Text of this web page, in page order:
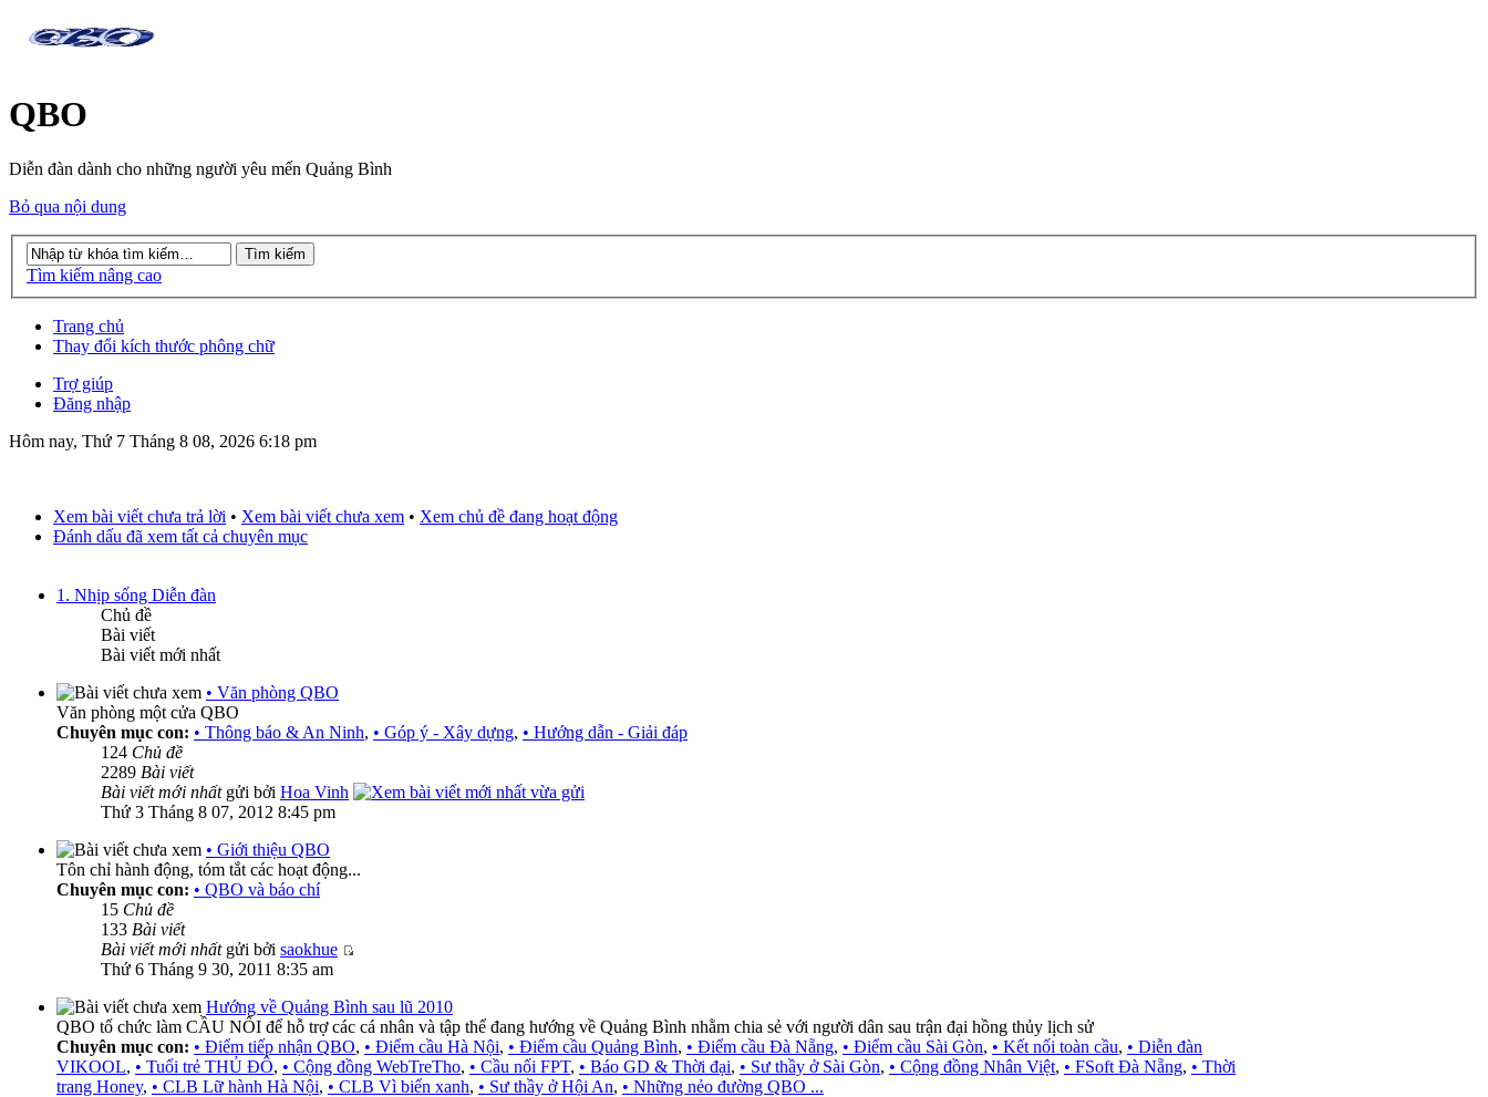
QBO
Diễn đàn dành cho những người yêu mến Quảng Bình
Bỏ qua nội dung
Tìm kiếm nâng cao
Trang chủ
Thay đổi kích thước phông chữ
Trợ giúp
Đăng nhập
Hôm nay, Thứ 7 Tháng 8 08, 2026 6:18 pm
Xem bài viết chưa trả lời • Xem bài viết chưa xem • Xem chủ đề đang hoạt động
Đánh dấu đã xem tất cả chuyên mục
1. Nhịp sống Diễn đàn
Chủ đề
Bài viết
Bài viết mới nhất
• Văn phòng QBO
Văn phòng một cửa QBO
Chuyên mục con: • Thông báo & An Ninh, • Góp ý - Xây dựng, • Hướng dẫn - Giải đáp
124 Chủ đề
2289 Bài viết
Bài viết mới nhấtgửi bởi Hoa Vinh
Thứ 3 Tháng 8 07, 2012 8:45 pm
• Giới thiệu QBO
Tôn chỉ hành động, tóm tắt các hoạt động...
Chuyên mục con: • QBO và báo chí
15 Chủ đề
133 Bài viết
Bài viết mới nhấtgửi bởi saokhue
Thứ 6 Tháng 9 30, 2011 8:35 am
Hướng về Quảng Bình sau lũ 2010
QBO tổ chức làm CẦU NỐI để hỗ trợ các cá nhân và tập thể đang hướng về Quảng Bình nhằm chia sẻ với người dân sau trận đại hồng thủy lịch sử
Chuyên mục con: • Điểm tiếp nhận QBO, • Điểm cầu Hà Nội, • Điểm cầu Quảng Bình, • Điểm cầu Đà Nẵng, • Điểm cầu Sài Gòn, • Kết nối toàn cầu, • Diễn đàn
VIKOOL, • Tuổi trẻ THỦ ĐÔ, • Cộng đồng WebTreTho, • Cầu nối FPT, • Báo GD & Thời đại, • Sư thầy ở Sài Gòn, • Cộng đồng Nhân Việt, • FSoft Đà Nẵng, • Thời
trang Honey, • CLB Lữ hành Hà Nội, • CLB Vì biển xanh, • Sư thầy ở Hội An, • Những nẻo đường QBO ...